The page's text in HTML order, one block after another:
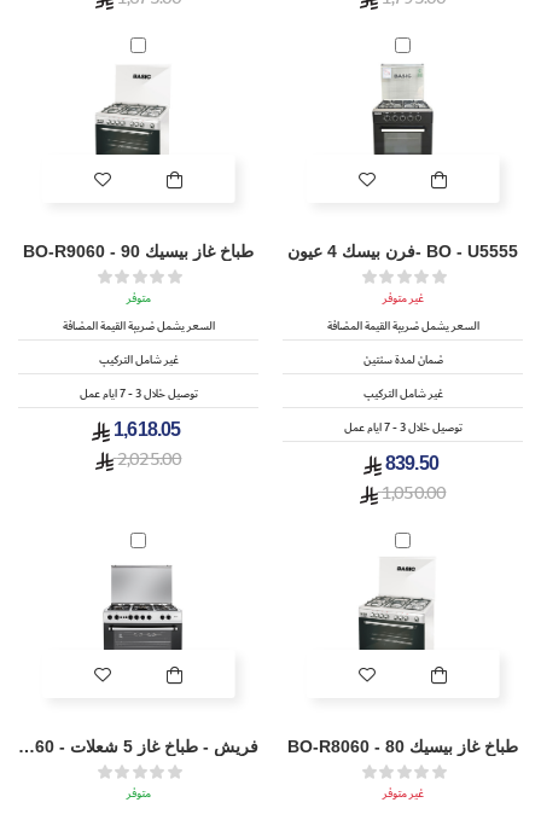
BO - U5555 -فرن بيسك 4 عيون
غير متوفر
السعر يشمل ضريبة القيمة المضافة
ضمان لمدة سنتين
غير شامل التركيب
توصيل خلال 3 - 7 ايام عمل
839.50
1,050.00
طباخ غاز بيسيك 90 - BO-R9060
متوفر
السعر يشمل ضريبة القيمة المضافة
غير شامل التركيب
توصيل خلال 3 - 7 ايام عمل
1,618.05
2,025.00
طباخ غاز بيسيك 80 - BO-R8060
غير متوفر
فريش - طباخ غاز 5 شعلات - FSC9060
متوفر